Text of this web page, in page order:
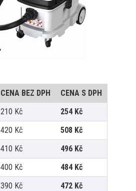
CENA BEZ DPH
CENA S DPH
210 Kč 254 Kč
420 Kč 508 Kč
410 Kč 496 Kč
400 Kč 484 Kč
390 Kč 472 Kč